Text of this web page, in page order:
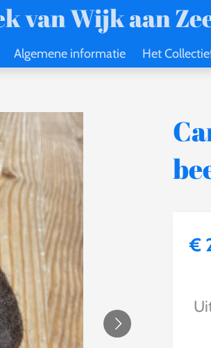
van Wijk aan
Algemene informatie Het
€